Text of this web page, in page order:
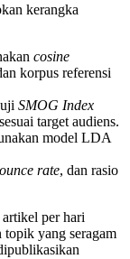
kerangka
cosine
korpus referensi
SMOG Index
target audiens.
model LDA
rate, dan rasio
per hari
topik yang seragam